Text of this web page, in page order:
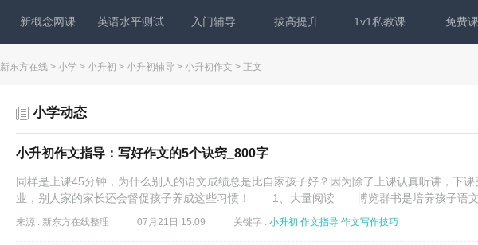
新概念网课 英语水平测试 入门辅导 拔高提升 1v1私教课 免费课
新东方在线 > 小学 > 小升初 > 小升初辅导 > 小升初作文 > 正文
小学动态
小升初作文指导：写好作文的5个诀窍_800字
同样是上课45分钟，为什么别人的语文成绩总是比自家孩子好？因为除了上课认真听讲，下课
业，别人家的家长还会督促孩子养成这些习惯！ 1、大量阅读 博览群书是培养孩子语文
来源 : 新东方在线整理 07月21日 15:09 关键字 : 小升初 作文指导 作文写作技巧